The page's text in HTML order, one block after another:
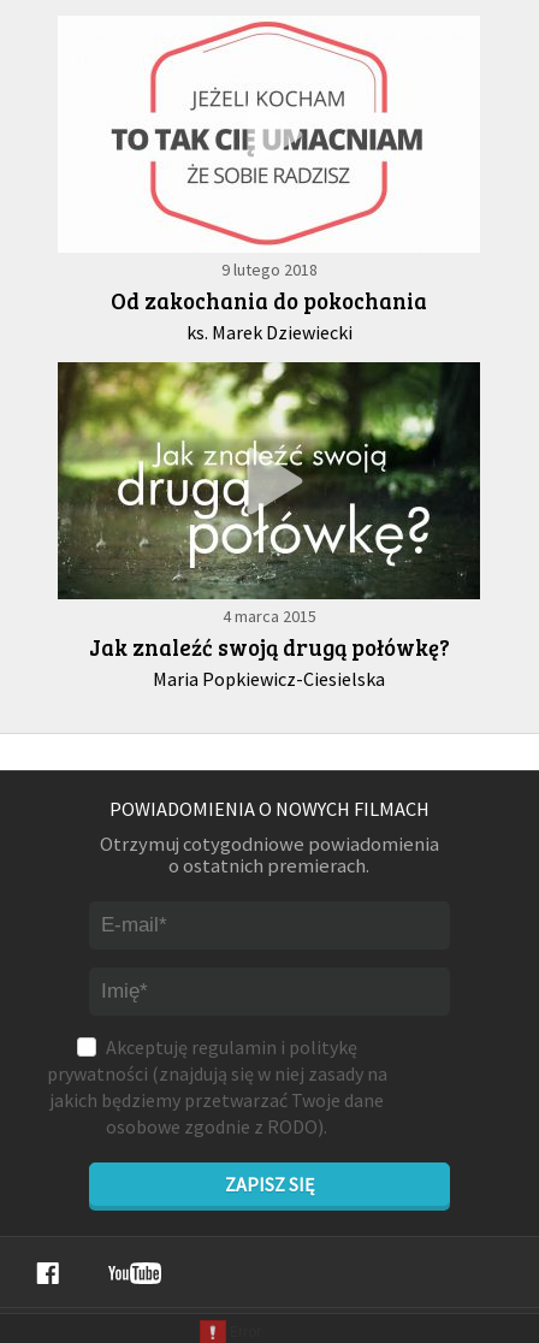
9 lutego 2018
Od zakochania do pokochania
ks. Marek Dziewiecki
4 marca 2015
Jak znaleźć swoją drugą połówkę?
Maria Popkiewicz-Ciesielska
POWIADOMIENIA O NOWYCH FILMACH
Otrzymuj cotygodniowe powiadomienia
o ostatnich premierach.
Akceptuję regulamin i politykę
prywatności (znajdują się w niej zasady na
jakich będziemy przetwarzać Twoje dane
osobowe zgodnie z RODO).
ZAPISZ SIĘ